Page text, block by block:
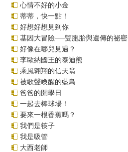
心情不好的小金
蒂蒂，快一點！
好想好想見到你
基因大冒險──雙胞胎與遺傳的祕密
好像在哪兒見過？
李歐納國王的泰迪熊
乘風翱翔的信天翁
被歌聲喚醒的藍鳥
爸爸的開學日
一起去棒球場！
要來一根香蕉嗎？
我們是筷子
我是吸管
大西老師